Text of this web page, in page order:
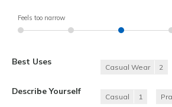
Feels too narrow
Best Uses
Casual Wear 2
Describe Yourself
Casual 1